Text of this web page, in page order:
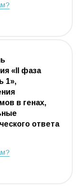
«II фаза
1»,
в генах,
ответа